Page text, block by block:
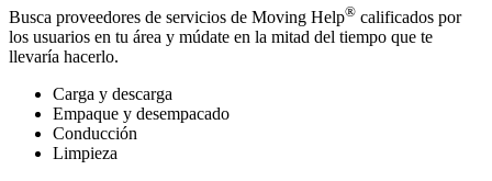
Busca proveedores de servicios de Moving Help® calificados por
los usuarios en tu área y múdate en la mitad del tiempo que te
llevaría hacerlo.
Carga y descarga
Empaque y desempacado
Conducción
Limpieza